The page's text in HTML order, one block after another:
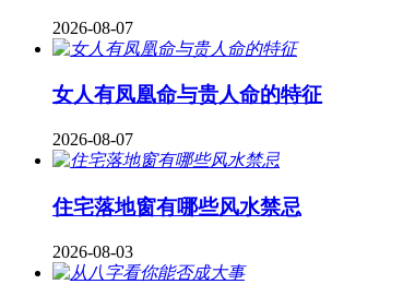
2026-08-07
女人有凤凰命与贵人命的特征
2026-08-07
住宅落地窗有哪些风水禁忌
2026-08-03